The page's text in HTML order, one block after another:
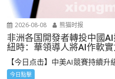
2026-08-08 熊猫时报
非洲各国開發者轉投中國
紐時：華領導人將AI作軟實
【今日点击】中美AI競賽持續升
今日點擊